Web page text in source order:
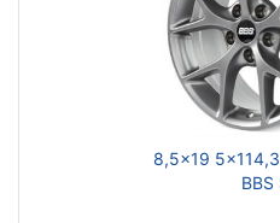
8,5x19
BBS